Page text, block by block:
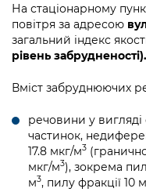
На стаціонарному
повітря за адресою
загальний індекс
рівень забрудненості).
Вміст забруднюючих
речовини у
частинок,
17.8 мкг/м3
мкг/м3), зокрема
м3, пилу фракції 10